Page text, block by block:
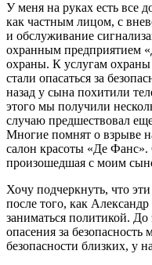
У меня на руках есть все
как частным лицом, с
и обслуживание
охранным предприятием
охраны. К услугам
стали опасаться за
назад у сына похитили
этого мы получили
случаю предшествовал
Многие помнят о взрыве
салон красоты «Де Фанс».
произошедшая с моим
Хочу подчеркнуть, что эти
после того, как
заниматься политикой.
опасения за безопасность
безопасности близких, у